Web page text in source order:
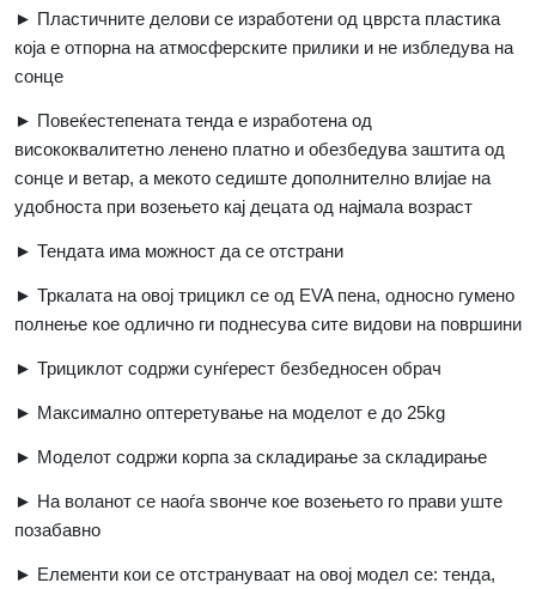
► Пластичните делови се изработени од цврста пластика
која е отпорна на атмосферските прилики и не избледува на
сонце
► Повеќестепената тенда е изработена од
висококвалитетно ленено платно и обезбедува заштита од
сонце и ветар, а мекото седиште дополнително влијае на
удобноста при возењето кај децата од најмала возраст
► Тендата има можност да се отстрани
► Тркалата на овој трицикл се од EVA пена, односно гумено
полнење кое одлично ги поднесува сите видови на површини
► Трициклот содржи сунѓерест безбедносен обрач
► Максимално оптеретување на моделот е до 25kg
► Моделот содржи корпа за складирање за складирање
► На воланот се наоѓа ѕвонче кое возењето го прави уште
позабавно
► Елементи кои се отстрануваат на овој модел се: тенда,